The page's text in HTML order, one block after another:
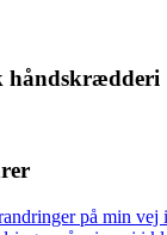
håndskrædderi
på min vej